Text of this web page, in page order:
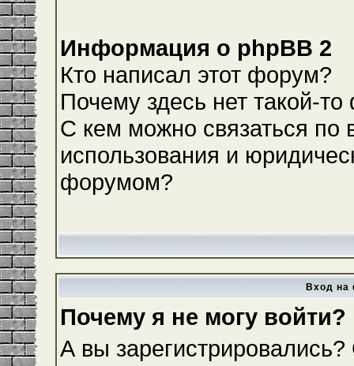
Информация о phpBB 2
Кто написал этот форум?
Почему здесь нет такой-
С кем можно связаться по
использования и
форумом?
Вход на
Почему я не могу войти?
А вы